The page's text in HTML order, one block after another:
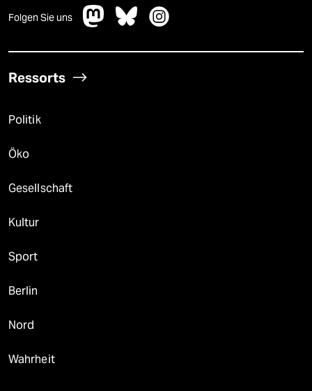
Folgen Sie uns
Ressorts
Politik
Öko
Gesellschaft
Kultur
Sport
Berlin
Nord
Wahrheit